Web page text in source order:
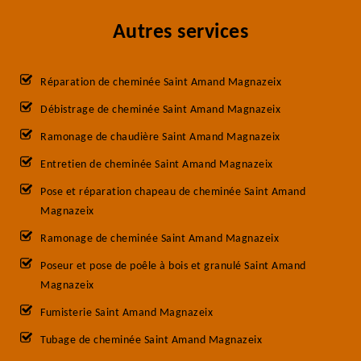
Autres services
Réparation de cheminée Saint Amand Magnazeix
Débistrage de cheminée Saint Amand Magnazeix
Ramonage de chaudière Saint Amand Magnazeix
Entretien de cheminée Saint Amand Magnazeix
Pose et réparation chapeau de cheminée Saint Amand
Magnazeix
Ramonage de cheminée Saint Amand Magnazeix
Poseur et pose de poêle à bois et granulé Saint Amand
Magnazeix
Fumisterie Saint Amand Magnazeix
Tubage de cheminée Saint Amand Magnazeix